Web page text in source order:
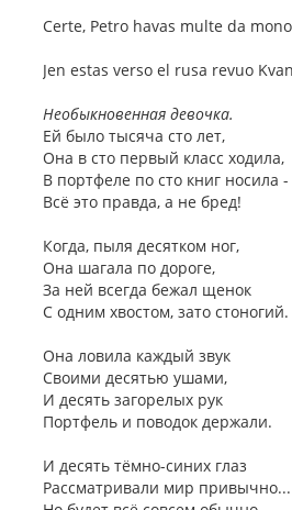
Certe, Petro havas multe da
Jen estas verso el rusa revuo
Необыкновенная девочка.
Ей было тысяча сто лет,
Она в сто первый класс ходила,
В портфеле по сто книг носила -
Всё это правда, а не бред!
Когда, пыля десятком ног,
Она шагала по дороге,
За ней всегда бежал щенок
С одним хвостом, зато стоногий.
Она ловила каждый звук
Своими десятью ушами,
И десять загорелых рук
Портфель и поводок держали.
И десять тёмно-синих глаз
Рассматривали мир привычно...